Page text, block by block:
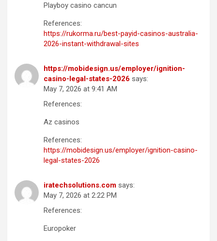
Playboy casino cancun
References:
https://rukorma.ru/best-payid-casinos-australia-
2026-instant-withdrawal-sites
https://mobidesign.us/employer/ignition-
casino-legal-states-2026 says:
May 7, 2026 at 9:41 AM
References:
Az casinos
References:
https://mobidesign.us/employer/ignition-casino-
legal-states-2026
iratechsolutions.com says:
May 7, 2026 at 2:22 PM
References:
Europoker